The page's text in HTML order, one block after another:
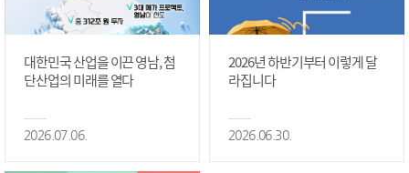
대한민국 산업을 이끈 영남, 첨
단산업의 미래를 열다
2026.07.06.
2026년 하반기부터 이렇게 달
라집니다
2026.06.30.